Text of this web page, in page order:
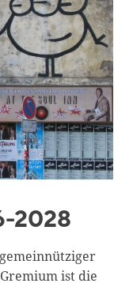
2028
ist die
Blackboard
Bibliothek
Presse
Newsletter
Glossar
Downloads